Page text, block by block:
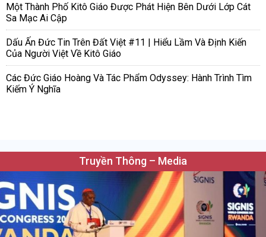
Một Thành Phố Kitô Giáo Được Phát Hiện Bên Dưới Lớp Cát
Sa Mạc Ai Cập
Dấu Ấn Đức Tin Trên Đất Việt #11 | Hiểu Lầm Và Định Kiến
Của Người Việt Về Kitô Giáo
Các Đức Giáo Hoàng Và Tác Phẩm Odyssey: Hành Trình Tìm
Kiếm Ý Nghĩa
Truyền Thông – Media